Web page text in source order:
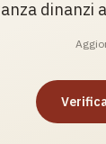
dinanzi